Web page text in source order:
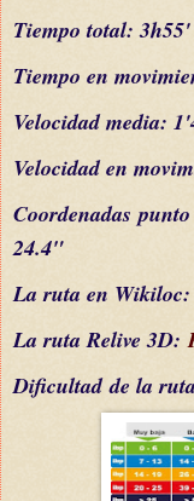
Tiempo total: 3h55'
Tiempo en
Velocidad media:
Velocidad en
Coordenadas
24.4"
La ruta en
La ruta Relive 3D:
Dificultadde la